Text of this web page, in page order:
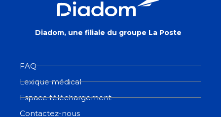
Diadom, une filiale du groupe La Poste
FAQ
Lexique médical
Espace téléchargement
Contactez-nous